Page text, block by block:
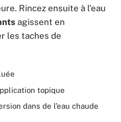
Rincez ensuite à l’eau
agissent en
les taches de
topique
dans de l’eau chaude